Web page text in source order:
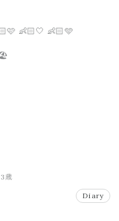
👶🏻🤍 👶🏻🩵
歳
Diary